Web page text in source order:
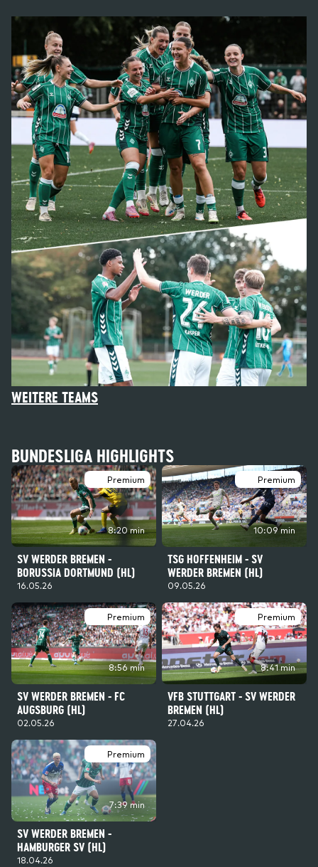
WEITERE TEAMS
BUNDESLIGA HIGHLIGHTS
Premium
8:20 min
SV WERDER BREMEN -
BORUSSIA DORTMUND (HL)
16.05.26
Premium
10:09 min
TSG HOFFENHEIM - SV
WERDER BREMEN (HL)
09.05.26
Premium
8:56 min
SV WERDER BREMEN - FC
AUGSBURG (HL)
02.05.26
Premium
8:41 min
VFB STUTTGART - SV WERDER
BREMEN (HL)
27.04.26
Premium
7:39 min
SV WERDER BREMEN -
HAMBURGER SV (HL)
18.04.26